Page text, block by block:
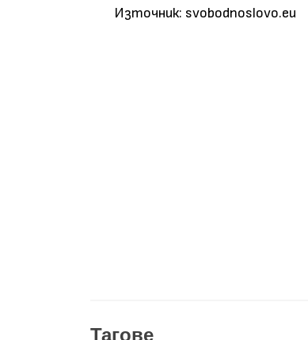
Източник: svobodnoslovo.eu
Тагове